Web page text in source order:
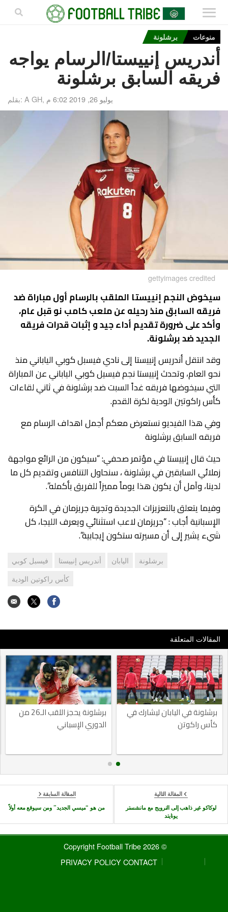
منوعات برشلونة
أندريس إنييستا/الرسام يواجه
فريقه السابق برشلونة
بقلم: A GH, يوليو 26, 2019 6:02 م
gettyimages credited
سيخوض النجم إنييستا الملقب بالرسام أول مباراة ضد
فريقه السابق منذ رحيله عن ملعب كامب نو قبل عام،
وأكد على ضرورة تقديم أداء جيد و إثبات قدرات فريقه
الجديد ضد برشلونة.
وقد انتقل أندريس إنييستا إلى نادي فيسبل كوبي الياباني منذ
نحو العام، وتحدث إنييستا نجم فيسيل كوبي الياباني عن المباراة
التي سيخوضها فريقه غداً السبت ضد برشلونة في ثاني لقاءات
كأس راكوتين الودية لكرة القدم.
وفي هذا الفيديو نستعرض معكم أجمل اهداف الرسام مع
فريقه السابق برشلونة
حيث قال إنييستا في مؤتمر صحفي: “سيكون من الرائع مواجهة
زملائي السابقين في برشلونة ، سنحاول التنافس وتقديم كل ما
لدينا، وآمل أن يكون هذا يوماً مميزاً للفريق بأكمله”.
وفيما يتعلق بالتعزيزات الجديدة وتجربة جريزمان في الكرة
الإسبانية أجاب : “جريزمان لاعب استثنائي ويعرف الليجا، كل
شيء يشير إلى أن مسيرته ستكون إيجابية”.
برشلونة اليابان أندريس إنييستا
فيسبل كوبي
كأس راكوتين الودية
المقالات المتعلقة
برشلونة في اليابان ليشارك في
كأس راكوتن
برشلونة يحجز اللقب الـ26 من
الدوري الإسباني
المقالة التالية
لوكاكو غير ذاهب إلى النرويج مع مانشستر
يونايتد
المقالة السابقة
من هو “ميسي الجديد” ومن سيوقع معه أولاً
© 2026 Copyright Football Tribe
CONTACT
PRIVACY POLICY